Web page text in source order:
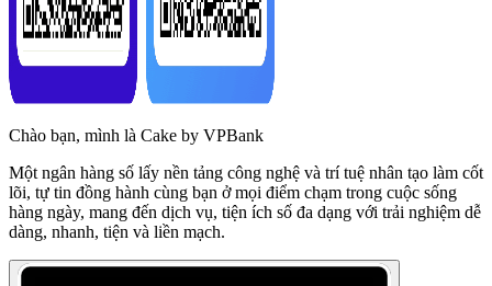
Chào bạn, mình là Cake by VPBank
Một ngân hàng số lấy nền tảng công nghệ và trí tuệ nhân tạo làm cốt
lõi, tự tin đồng hành cùng bạn ở mọi điểm chạm trong cuộc sống
hàng ngày, mang đến dịch vụ, tiện ích số đa dạng với trải nghiệm dễ
dàng, nhanh, tiện và liền mạch.